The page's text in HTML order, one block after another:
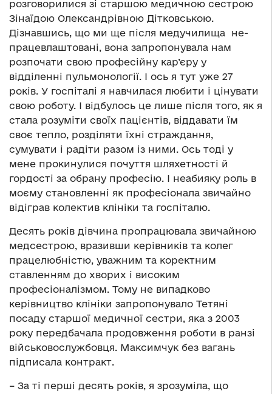
розговорилися зі старшою медичною сестрою
Зінаїдою Олександрівною Дітковською.
Дізнавшись, що ми ще після медучилища не-
працевлаштовані, вона запропонувала нам
розпочати свою професійну кар’єру у
відділенні пульмонології. І ось я тут уже 27
років. У госпіталі я навчилася любити і цінувати
свою роботу. І відбулось це лише після того, як я
стала розуміти своїх пацієнтів, віддавати їм
своє тепло, розділяти їхні страждання,
сумувати і радіти разом із ними. Ось тоді у
мене прокинулися почуття шляхетності й
гордості за обрану професію. І неабияку роль в
моєму становленні як професіонала звичайно
відіграв колектив клініки та госпіталю.
Десять років дівчина пропрацювала звичайною
медсестрою, вразивши керівників та колег
працелюбністю, уважним та коректним
ставленням до хворих і високим
професіоналізмом. Тому не випадково
керівництво клініки запропонувало Тетяні
посаду старшої медичної сестри, яка з 2003
року передбачала продовження роботи в ранзі
військовослужбовця. Максимчук без вагань
підписала контракт.
– За ті перші десять років, я зрозуміла, що